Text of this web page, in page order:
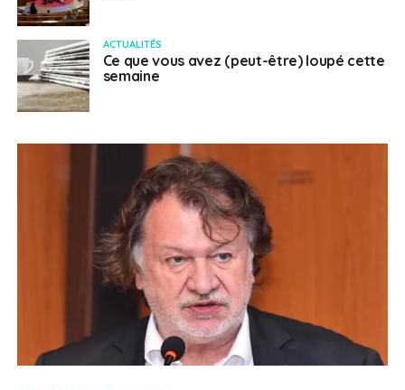
ACTUALITÉS
Ce que vous avez (peut-être) loupé cette
semaine